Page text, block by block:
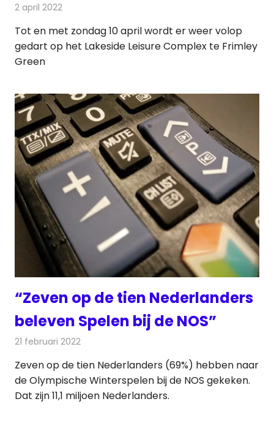
2 april 2022
Tot en met zondag 10 april wordt er weer volop
gedart op het Lakeside Leisure Complex te Frimley
Green
“Zeven op de tien Nederlanders
beleven Spelen bij de NOS”
21 februari 2022
Zeven op de tien Nederlanders (69%) hebben naar
de Olympische Winterspelen bij de NOS gekeken.
Dat zijn 11,1 miljoen Nederlanders.